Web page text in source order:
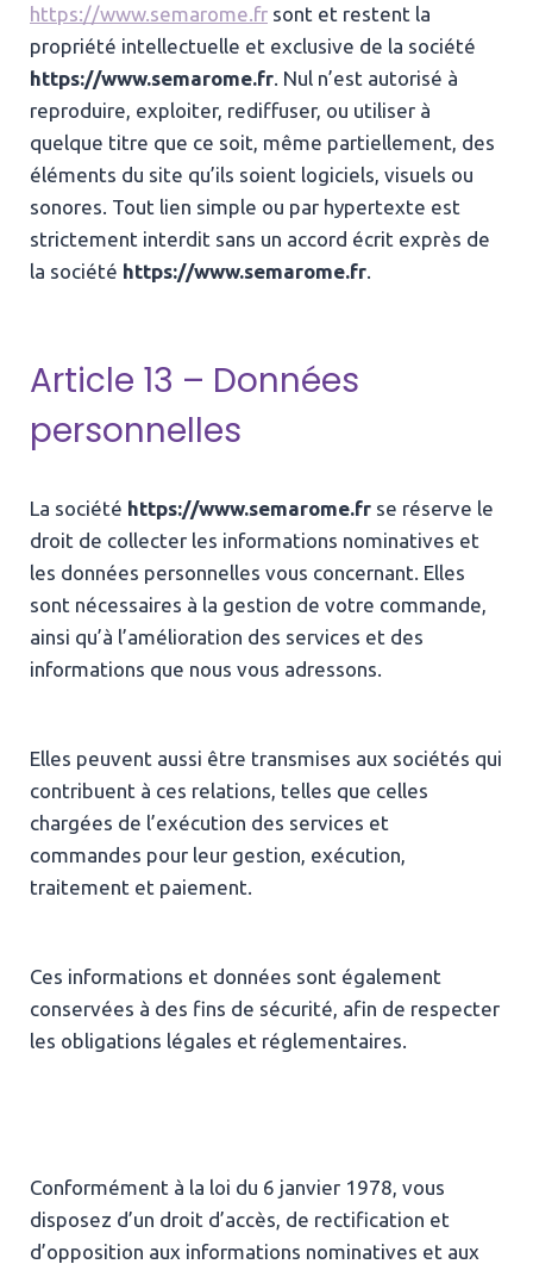
https://www.semarome.fr sont et restent la
propriété intellectuelle et exclusive de la société
https://www.semarome.fr . Nul n’est autorisé à
reproduire, exploiter, rediffuser, ou utiliser à
quelque titre que ce soit, même partiellement, des
éléments du site qu’ils soient logiciels, visuels ou
sonores. Tout lien simple ou par hypertexte est
strictement interdit sans un accord écrit exprès de
la société https://www.semarome.fr
Article 13 – Données
personnelles
La société https://www.semarome.fr se réserve le
droit de collecter les informations nominatives et
les données personnelles vous concernant. Elles
sont nécessaires à la gestion de votre commande,
ainsi qu’à l’amélioration des services et des
informations que nous vous adressons.
Elles peuvent aussi être transmises aux sociétés qui
contribuent à ces relations, telles que celles
chargées de l’exécution des services et
commandes pour leur gestion, exécution,
traitement et paiement.
Ces informations et données sont également
conservées à des fins de sécurité, afin de respecter
les obligations légales et réglementaires.
Conformément à la loi du 6 janvier 1978, vous
disposez d’un droit d’accès, de rectification et
d’opposition aux informations nominatives et aux